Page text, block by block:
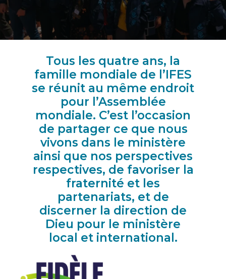
Tous les quatre ans, la
famille mondiale de l’IFES
se réunit au même endroit
pour l’Assemblée
mondiale. C’est l’occasion
de partager ce que nous
vivons dans le ministère
ainsi que nos perspectives
respectives, de favoriser la
fraternité et les
partenariats, et de
discerner la direction de
Dieu pour le ministère
local et international.